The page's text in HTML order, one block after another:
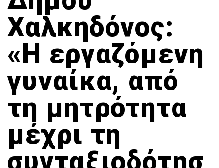
TRAVELLER
INFLUENCER
ΒΡΟΥΜ ΒΡΟΥΜ
ΤΟΠΙΚΗ ΑΥΤΟΔΙΟΙΚΗΣΗ
ΠΟΡΤΟΚΑΛΙ ΘΕΑ
ΑΛΛΑ ΣΠΟΡ
CINEΜΑΔΕΣ
Ο ΛΑΟΣ ΤΡΑΓΟΥΔΙ ΘΕΛΕΙ
ΜΕΓΑΣ CHEF
ΕΚΕΙ ΣΤΑ ΞΕΝΑ
Χαλκηδόνος:
«Η εργαζόμενη
γυναίκα, από
τη μητρότητα
μέχρι τη
συνταξιοδότησ